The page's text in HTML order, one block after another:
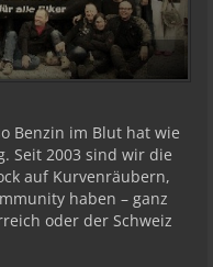
Benzin im Blut hat wie
Seit 2003 sind wir die
auf Kurvenräubern,
haben – ganz
oder der Schweiz